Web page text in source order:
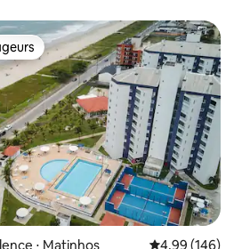
les plus appréciés
⋅ Matinhos Évaluation
4,99 (146)